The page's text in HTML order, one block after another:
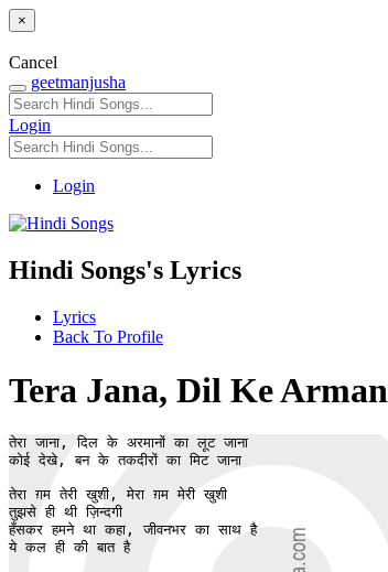
×
Cancel
geetmanjusha
Login
Login
Hindi Songs's Lyrics
Lyrics
Back To Profile
Tera Jana, Dil Ke
तेरा जाना, दिल के अरमानों का लूट जाना
कोई देखे, बन के तकदीरों का मिट जाना
तेरा ग़म तेरी खुशी, मेरा ग़म मेरी खुशी
तुझसे ही थी ज़िन्दगी
हँसकर हमने था कहा, जीवनभर का साथ है
ये कल ही की बात है